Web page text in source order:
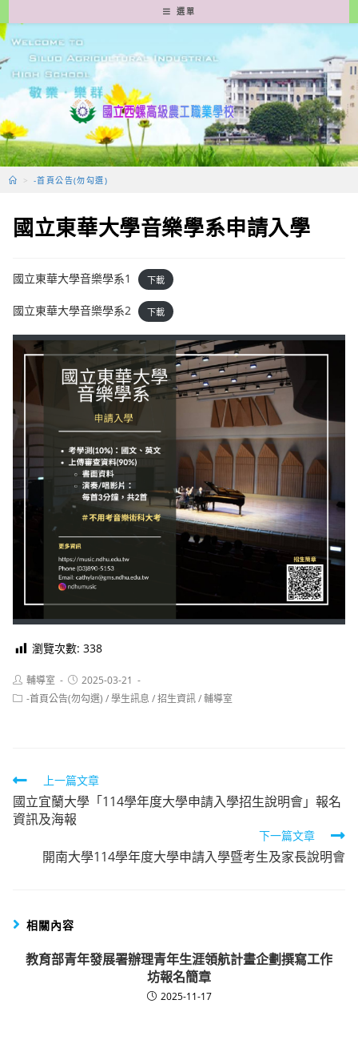
轉
至
要
容
選單
> -首頁公告(勿勾選)
國立東華大學音樂學系申請入學
國立東華大學音樂學系1 下載
國立東華大學音樂學系2 下載
瀏覽次數: 338
Post
author:
輔導室
Post
published:
2025-03-21
Post-首頁公告(勿勾選) /學生訊息 /招生資訊/輔導室
Read
more
articles
上一篇文章
國立宜蘭大學「114學年度大學申請入學招生說明會」報名
資訊及海報
下一篇文章
開南大學114學年度大學申請入學暨考生及家長說明會
相關內容
教育部青年發展署辦理青年生涯領航計畫企劃撰寫工作
坊報名簡章
2025-11-17